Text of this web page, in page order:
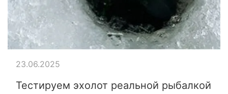
Тестируем эхолот реальной рыбалкой
23.06.2025